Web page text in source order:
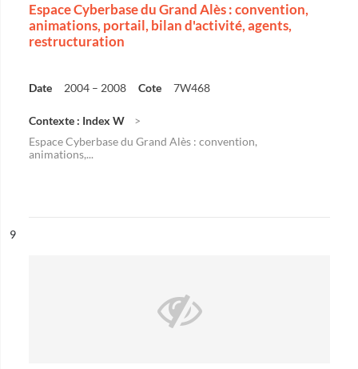
Espace Cyberbase du Grand Alès : convention,
animations, portail, bilan d'activité, agents,
restructuration
Date 2004 – 2008 Cote 7W468
Contexte : Index W
Espace Cyberbase du Grand Alès : convention,
animations,...
n°
9